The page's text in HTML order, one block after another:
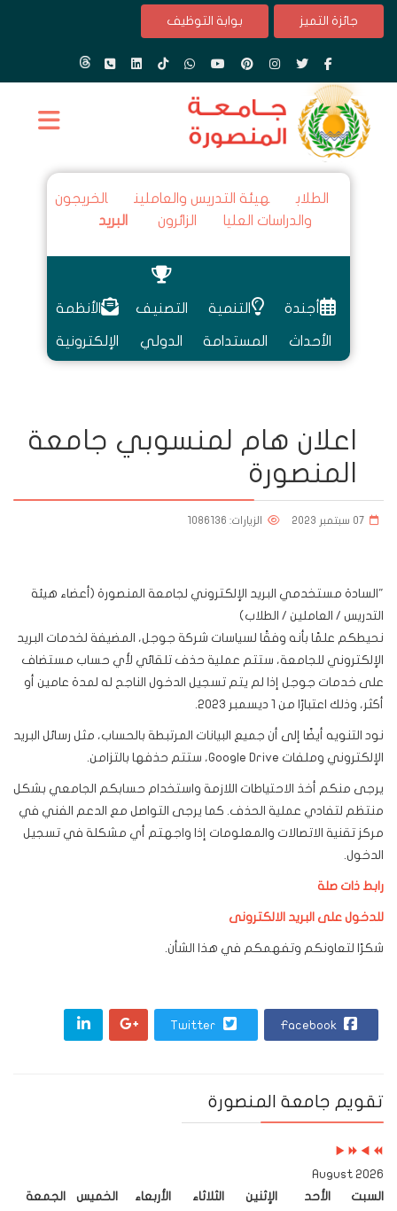
جائزة التميز بوابة التوظيف
الطلاب هيئة التدريس والعاملين
الخريجون
والدراسات العليا
الزائرون البريد
أجندة
الأحداث
التنمية
المستدامة
التصنيف
الدولي
الأنظمة
الإلكترونية
اعلان هام لمنسوبي جامعة
المنصورة
07 سبتمبر 2023 الزيارات: 1086136
"السادة مستخدمي البريد الإلكتروني لجامعة المنصورة (أعضاء هيئة
التدريس / العاملين / الطلاب)
نحيطكم علمًا بأنه وفقًا لسياسات شركة جوجل، المضيفة لخدمات البريد
الإلكتروني للجامعة، ستتم عملية حذف تلقائي لأي حساب مستضاف
على خدمات جوجل إذا لم يتم تسجيل الدخول الناجح له لمدة عامين أو
أكثر، وذلك اعتبارًا من 1 ديسمبر 2023.
نود التنويه أيضًا إلى أن جميع البيانات المرتبطة بالحساب، مثل رسائل البريد
الإلكتروني وملفات Google Drive، ستتم حذفها بالتزامن.
يرجى منكم أخذ الاحتياطات اللازمة واستخدام حسابكم الجامعي بشكل
منتظم لتفادي عملية الحذف. كما يرجى التواصل مع الدعم الفني في
مركز تقنية الاتصالات والمعلومات إذا واجهتم أي مشكلة في تسجيل
الدخول.
رابط ذات صلة
للدخول على البريد الالكترونى
شكرًا لتعاونكم وتفهمكم في هذا الشأن.
تقويم جامعة المنصورة
Previous
Previous
2026 August
السبت
الأحد الإثنين الثلاثاء الأربعاء الخميس
الجمعة